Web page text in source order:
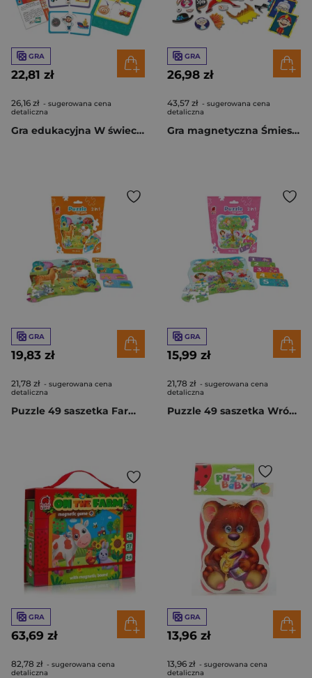
GRA
22,81 zł
26,16 zł - sugerowana cena
detaliczna
Gra edukacyjna W świecie zawodów RK1280-04
GRA
26,98 zł
43,57 zł - sugerowana cena
detaliczna
Gra magnetyczna Śmieszne twarze RK2030-02
GRA
19,83 zł
21,78 zł - sugerowana cena
detaliczna
Puzzle 49 saszetka Farma + mini gra RK1140-05
GRA
15,99 zł
21,78 zł - sugerowana cena
detaliczna
Puzzle 49 saszetka Wróżki + mini gra RK1140-02
GRA
63,69 zł
82,78 zł - sugerowana cena
detaliczna
GRA
13,96 zł
13,96 zł - sugerowana cena
detaliczna